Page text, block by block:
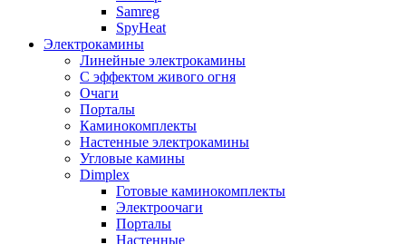
Samreg
SpyHeat
Электрокамины
Линейные электрокамины
С эффектом живого огня
Очаги
Порталы
Каминокомплекты
Настенные электрокамины
Угловые камины
Dimplex
Готовые каминокомплекты
Электроочаги
Порталы
Настенные